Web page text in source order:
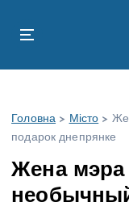
Головна > Місто >
подарок днепрянке
Жена мэра